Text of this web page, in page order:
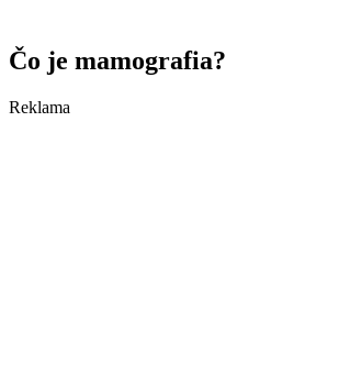
Čo je mamografia?
Reklama